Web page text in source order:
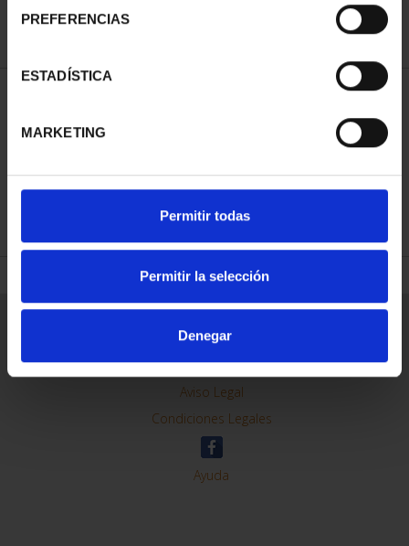
PREFERENCIAS
ESTADÍSTICA
MARKETING
Permitir todas
Permitir la selección
Denegar
REFINAR
Contacto
Preguntas Frequentes (FAQs)
Aviso Legal
Condiciones Legales
Ayuda